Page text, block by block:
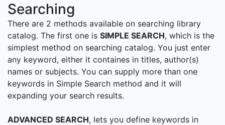
Searching
There are 2 methods available on searching library
catalog. The first one is SIMPLE SEARCH, which is the
simplest method on searching catalog. You just enter
any keyword, either it containes in titles, author(s)
names or subjects. You can supply more than one
keywords in Simple Search method and it will
expanding your search results.
ADVANCED SEARCH, lets you define keywords in